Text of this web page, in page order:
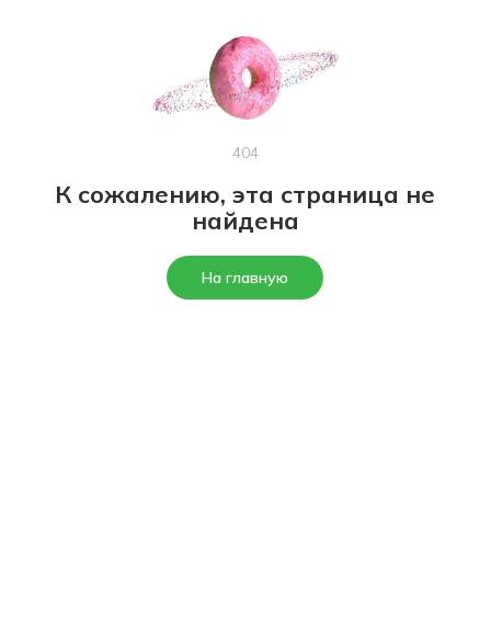
404
К сожалению, эта страница не
найдена
На главную